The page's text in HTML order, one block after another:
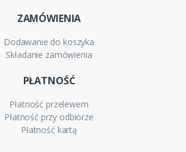
ZAMÓWIENIA
Dodawanie do koszyka
Składanie zamówienia
PŁATNOŚĆ
Płatność przelewem
Płatność przy odbiorze
Płatność kartą